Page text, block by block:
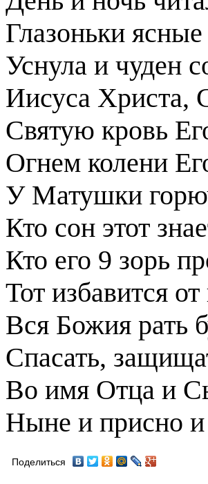
Глазоньки
Уснула и чуден
Иисуса Христа,
Святую кровь
Огнем колени
У Матушки
Кто сон этот
Кто его 9 зорь
Тот избавится
Вся Божия рать
Спасать,
Во имя Отца и
Ныне и присно
Поделиться